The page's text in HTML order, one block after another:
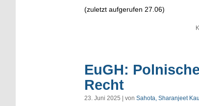
(zuletzt aufgerufen 27.06)
EuGH:
Recht
23. Juni 2025 | von Sahota, Sharanjeet